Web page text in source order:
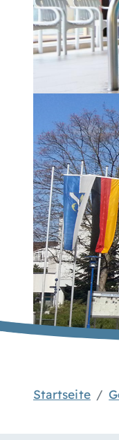
Startseite